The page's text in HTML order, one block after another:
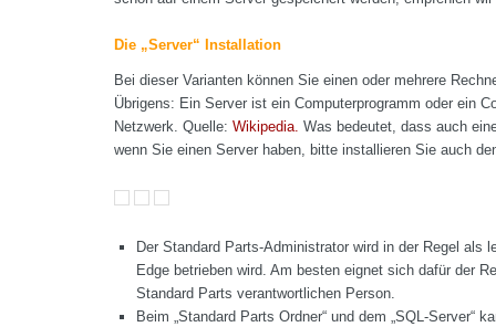
Die „Server“ Installation
Bei dieser Varianten können Sie einen oder mehrere
Übrigens: Ein Server ist ein Computerprogramm oder ein
Netzwerk. Quelle:Wikipedia. Was bedeutet, dass auch
wenn Sie einen Server haben, bitte installieren Sie auch
Der Standard Parts-Administrator wird in der Regel
Edge betrieben wird. Am besten eignet sich dafür der
Standard Parts verantwortlichen Person.
Beim „Standard Parts Ordner“ und dem „SQL-Server“